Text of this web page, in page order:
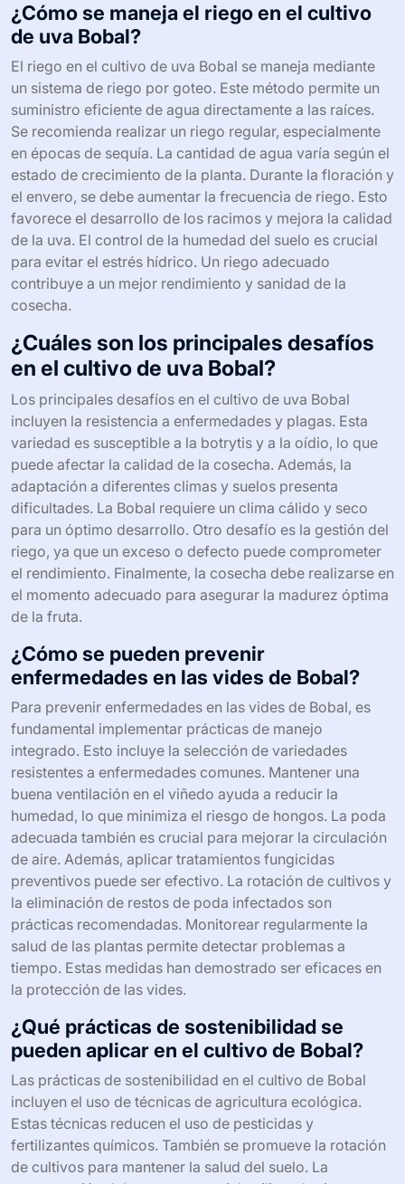
¿Cómo se maneja el riego en el cultivo
de uva Bobal?
El riego en el cultivo de uva Bobal se maneja mediante
un sistema de riego por goteo. Este método permite un
suministro eficiente de agua directamente a las raíces.
Se recomienda realizar un riego regular, especialmente
en épocas de sequía. La cantidad de agua varía según el
estado de crecimiento de la planta. Durante la floración y
el envero, se debe aumentar la frecuencia de riego. Esto
favorece el desarrollo de los racimos y mejora la calidad
de la uva. El control de la humedad del suelo es crucial
para evitar el estrés hídrico. Un riego adecuado
contribuye a un mejor rendimiento y sanidad de la
cosecha.
¿Cuáles son los principales desafíos
en el cultivo de uva Bobal?
Los principales desafíos en el cultivo de uva Bobal
incluyen la resistencia a enfermedades y plagas. Esta
variedad es susceptible a la botrytis y a la oídio, lo que
puede afectar la calidad de la cosecha. Además, la
adaptación a diferentes climas y suelos presenta
dificultades. La Bobal requiere un clima cálido y seco
para un óptimo desarrollo. Otro desafío es la gestión del
riego, ya que un exceso o defecto puede comprometer
el rendimiento. Finalmente, la cosecha debe realizarse en
el momento adecuado para asegurar la madurez óptima
de la fruta.
¿Cómo se pueden prevenir
enfermedades en las vides de Bobal?
Para prevenir enfermedades en las vides de Bobal, es
fundamental implementar prácticas de manejo
integrado. Esto incluye la selección de variedades
resistentes a enfermedades comunes. Mantener una
buena ventilación en el viñedo ayuda a reducir la
humedad, lo que minimiza el riesgo de hongos. La poda
adecuada también es crucial para mejorar la circulación
de aire. Además, aplicar tratamientos fungicidas
preventivos puede ser efectivo. La rotación de cultivos y
la eliminación de restos de poda infectados son
prácticas recomendadas. Monitorear regularmente la
salud de las plantas permite detectar problemas a
tiempo. Estas medidas han demostrado ser eficaces en
la protección de las vides.
¿Qué prácticas de sostenibilidad se
pueden aplicar en el cultivo de Bobal?
Las prácticas de sostenibilidad en el cultivo de Bobal
incluyen el uso de técnicas de agricultura ecológica.
Estas técnicas reducen el uso de pesticidas y
fertilizantes químicos. También se promueve la rotación
de cultivos para mantener la salud del suelo. La